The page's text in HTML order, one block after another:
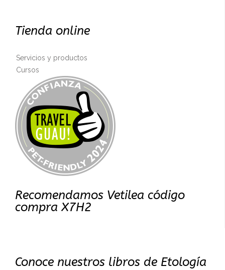
Tienda online
Servicios y productos
Cursos
Recomendamos Vetilea código
compra X7H2
Conoce nuestros libros de Etología